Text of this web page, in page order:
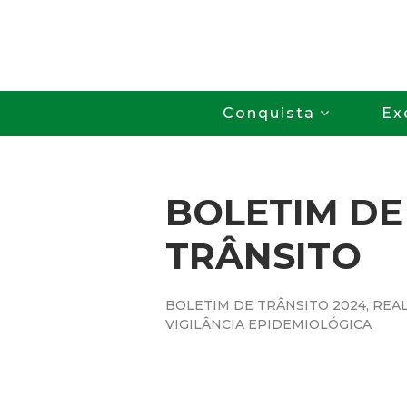
Conquista
BOLETIM DE
TRÂNSITO
BOLETIM DE TRÂNSITO 2024,
VIGILÂNCIA EPIDEMIOLÓGICA